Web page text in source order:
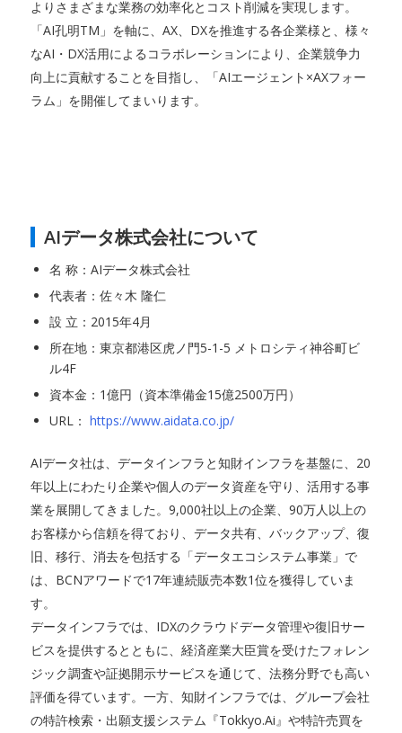
よりさまざまな業務の効率化とコスト削減を実現します。
「AI孔明TM」を軸に、AX、DXを推進する各企業様と、様々
なAI・DX活用によるコラボレーションにより、企業競争力
向上に貢献することを目指し、「AIエージェント×AXフォー
ラム」を開催してまいります。
AIデータ株式会社について
名 称：AIデータ株式会社
代表者：佐々木 隆仁
設 立：2015年4月
所在地：東京都港区虎ノ門5-1-5 メトロシティ神谷町ビ
ル4F
資本金：1億円（資本準備金15億2500万円）
URL： https://www.aidata.co.jp/
AIデータ社は、データインフラと知財インフラを基盤に、20
年以上にわたり企業や個人のデータ資産を守り、活用する事
業を展開してきました。9,000社以上の企業、90万人以上の
お客様から信頼を得ており、データ共有、バックアップ、復
旧、移行、消去を包括する「データエコシステム事業」で
は、BCNアワードで17年連続販売本数1位を獲得していま
す。
データインフラでは、IDXのクラウドデータ管理や復旧サー
ビスを提供するとともに、経済産業大臣賞を受けたフォレン
ジック調査や証拠開示サービスを通じて、法務分野でも高い
評価を得ています。一方、知財インフラでは、グループ会社
の特許検索・出願支援システム『Tokkyo.Ai』や特許売買を